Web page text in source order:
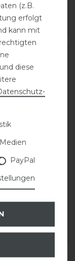
| 23,87 € / Liter
MERKEN
Faulpelz
€ / Liter
MERKEN
(z.B.
erfolgt
kann mit
diese
PayPal